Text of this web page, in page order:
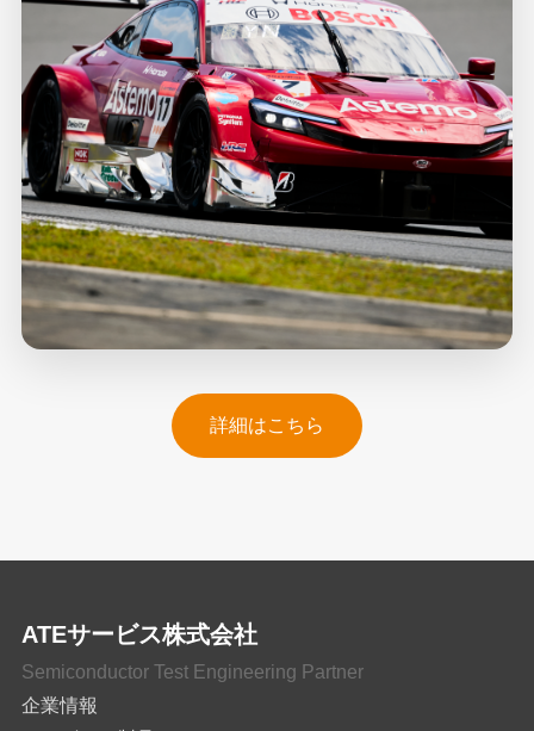
詳細はこちら
ATEサービス株式会社
Semiconductor Test Engineering Partner
企業情報